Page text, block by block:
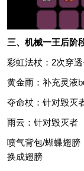
三、机械一王后阶
彩虹法杖：2次穿
黄金雨：补充灵液
夺命杖：针对毁灭
雨云：针对毁灭者
喷气背包/蝴蝶翅膀
换成翅膀